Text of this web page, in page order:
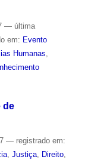
— última
em: Evento
Humanas
de
— registrado em:
, Justiça, Direito,